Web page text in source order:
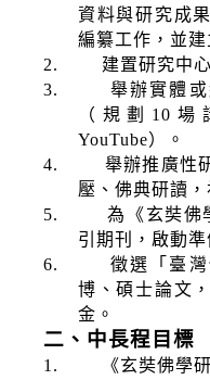
資料與研究成
編纂工作，並建
2.
建置研究中
3.
舉辦實體
（規劃 10 場
YouTube）。
4.
舉辦推廣性
壓、佛典研讀，
5.
為《玄奘佛
引期刊，啟動準
6.
徵選「臺
博、碩士論文
金。
二、中長程目標
1. 《玄奘佛學